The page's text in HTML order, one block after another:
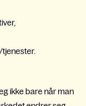
ikke bare når man